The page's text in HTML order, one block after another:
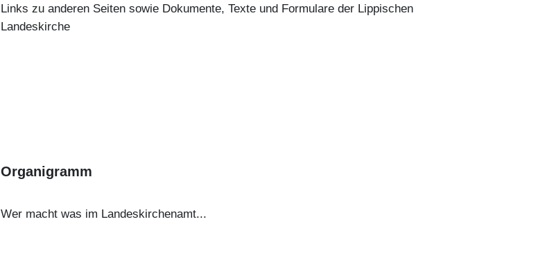
Links zu anderen Seiten sowie Dokumente, Texte und Formulare der Lippischen
Landeskirche
Organigramm
Wer macht was im Landeskirchenamt...